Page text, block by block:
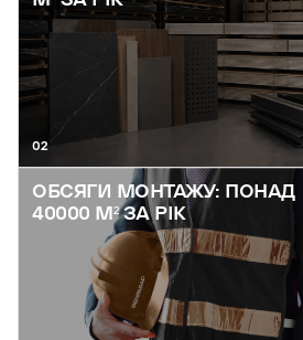
02
ОБСЯГИ МОНТАЖУ: ПОНАД
40000 М² ЗА РІК